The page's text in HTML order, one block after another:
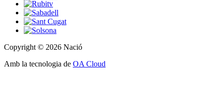
Copyright © 2026 Nació
Amb la tecnologia de OA Cloud